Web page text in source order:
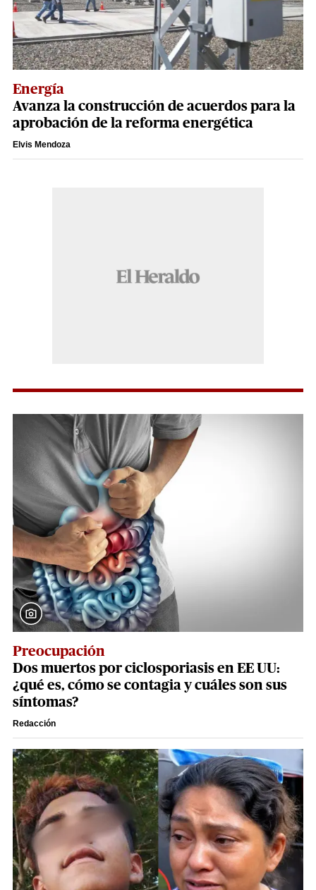
Energía
Avanza la construcción de acuerdos para la
aprobación de la reforma energética
Elvis Mendoza
Preocupación
Dos muertos por ciclosporiasis en EE UU:
¿qué es, cómo se contagia y cuáles son sus
síntomas?
Redacción